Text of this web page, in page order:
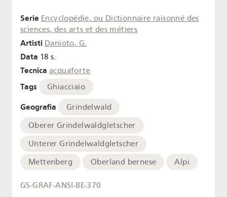
Serie Encyclopédie, ou Dictionnaire raisonné des
sciences, des arts et des métiers
Artisti Danioto, G.
Data 18 s.
Tecnica acquaforte
Tags Ghiacciaio
Geografia
Grindelwald
Oberer Grindelwaldgletscher
Unterer Grindelwaldgletscher
Mettenberg
Oberland bernese Alpi
GS-GRAF-ANSI-BE-370